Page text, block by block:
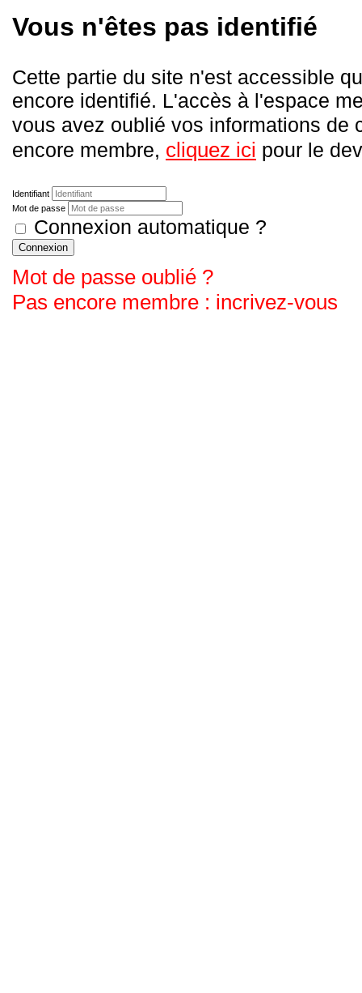
Vous n'êtes pas identifié
Cette partie du site n'est accessible
encore identifié. L'accès à l'espace
vous avez oublié vos informations de
encore membre, cliquez ici pour le
Identifiant
Mot de passe
Connexion automatique ?
Connexion
Mot de passe oublié ?
Pas encore membre : incrivez-vous